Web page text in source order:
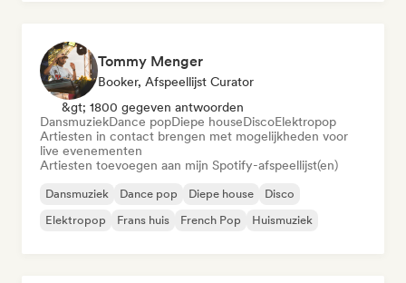
Tommy Menger
Booker, Afspeellijst Curator
&gt; 1800 gegeven antwoorden
DansmuziekDance popDiepe houseDiscoElektropop
Artiesten in contact brengen met mogelijkheden voor
live evenementen
Artiesten toevoegen aan mijn Spotify-afspeellijst(en)
Dansmuziek Dance pop Diepe house
Disco
Elektropop
Frans huis French Pop Huismuziek